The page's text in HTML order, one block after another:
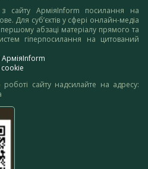
з сайту АрміяInform посилання на
Для суб’єктів у сфері онлайн-медіа
абзаці матеріалу прямого та
гіперпосилання на цитований
АрміяInform
cookie
сайту надсилайте на адресу: